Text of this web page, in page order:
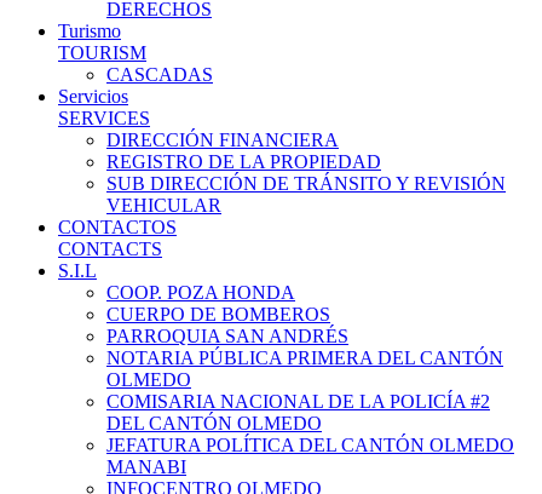
DERECHOS
Turismo
TOURISM
CASCADAS
Servicios
SERVICES
DIRECCIÓN FINANCIERA
REGISTRO DE LA PROPIEDAD
SUB DIRECCIÓN DE TRÁNSITO Y REVISIÓN
VEHICULAR
CONTACTOS
CONTACTS
S.I.L
COOP. POZA HONDA
CUERPO DE BOMBEROS
PARROQUIA SAN ANDRÉS
NOTARIA PÚBLICA PRIMERA DEL CANTÓN
OLMEDO
COMISARIA NACIONAL DE LA POLICÍA #2
DEL CANTÓN OLMEDO
JEFATURA POLÍTICA DEL CANTÓN OLMEDO
MANABI
INFOCENTRO OLMEDO